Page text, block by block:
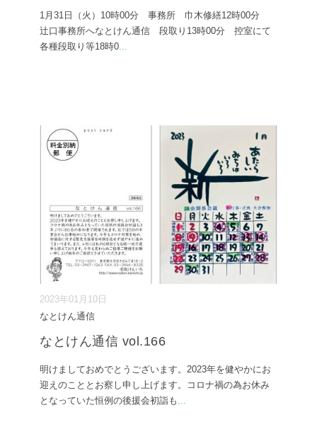
1月31日（火）10時00分 事務所 巾木修繕12時00分
辻口事務所へなとけん通信 段取り13時00分 控室にて
各種段取り等18時0
2023年01月10日
なとけん通信
なとけん通信 vol.166
明けましておめでとうございます。2023年を健やかにお
迎えのこととお察し申し上げます。コロナ禍の為お休み
となっていた恒例の後援会初詣も